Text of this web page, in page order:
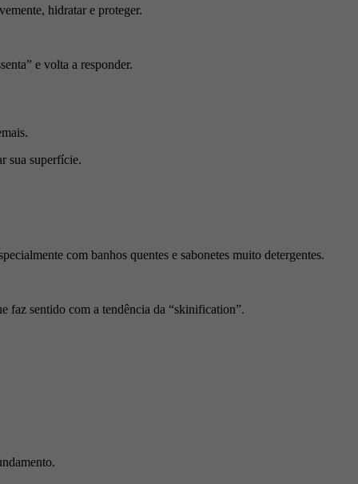
hidratar e proteger.
e volta a responder.
sua superfície.
com banhos quentes e sabonetes muito detergentes.
faz sentido com a tendência da “skinification”.